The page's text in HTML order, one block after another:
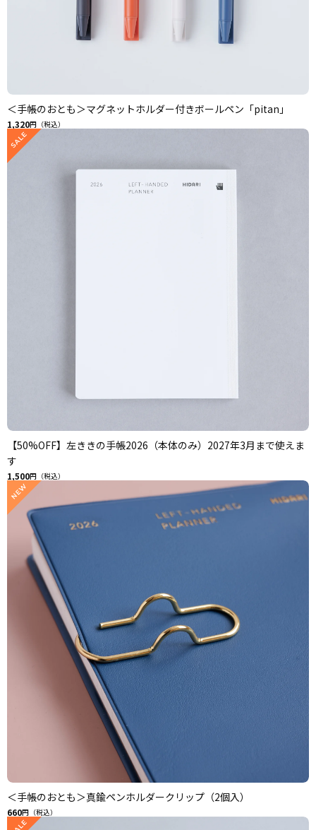
＜手帳のおとも＞マグネットホルダー付きボールペン「pitan」
1,320円（税込）
【50%OFF】左ききの手帳2026（本体のみ）2027年3月まで使えま
す
1,500円（税込）
＜手帳のおとも＞真鍮ペンホルダークリップ（2個入）
660円（税込）